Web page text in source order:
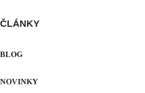
ČLÁNKY
BLOG
NOVINKY